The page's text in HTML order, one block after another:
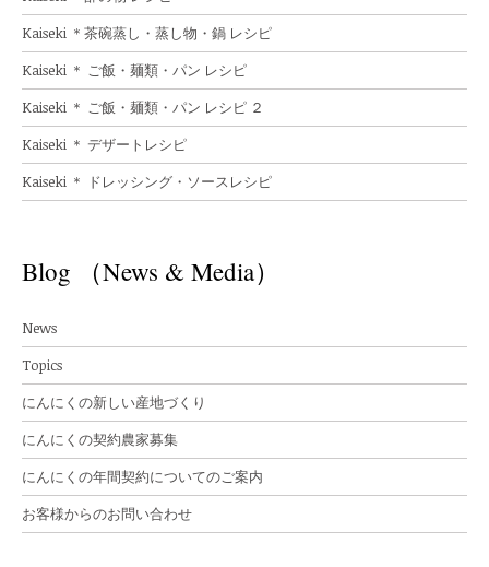
Kaiseki ＊茶碗蒸し・蒸し物・鍋 レシピ
Kaiseki ＊ ご飯・麺類・パン レシピ
Kaiseki ＊ ご飯・麺類・パン レシピ ２
Kaiseki ＊ デザートレシピ
Kaiseki ＊ ドレッシング・ソースレシピ
Blog （News & Media）
News
Topics
にんにくの新しい産地づくり
にんにくの契約農家募集
にんにくの年間契約についてのご案内
お客様からのお問い合わせ